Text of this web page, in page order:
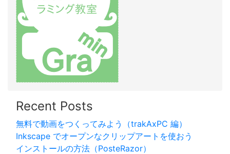
Recent Posts
無料で動画をつくってみよう（trakAxPC 編）
Inkscape でオープンなクリップアートを使おう
インストールの方法（PosteRazor）